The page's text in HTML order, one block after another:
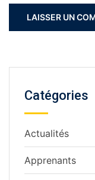
Catégories
Actualités
Apprenants